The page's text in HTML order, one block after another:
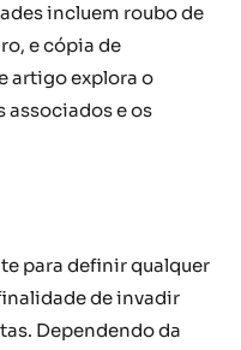
incluem roubo de
e cópia de
artigo explora o
associados e os
para definir qualquer
de invadir
Dependendo da